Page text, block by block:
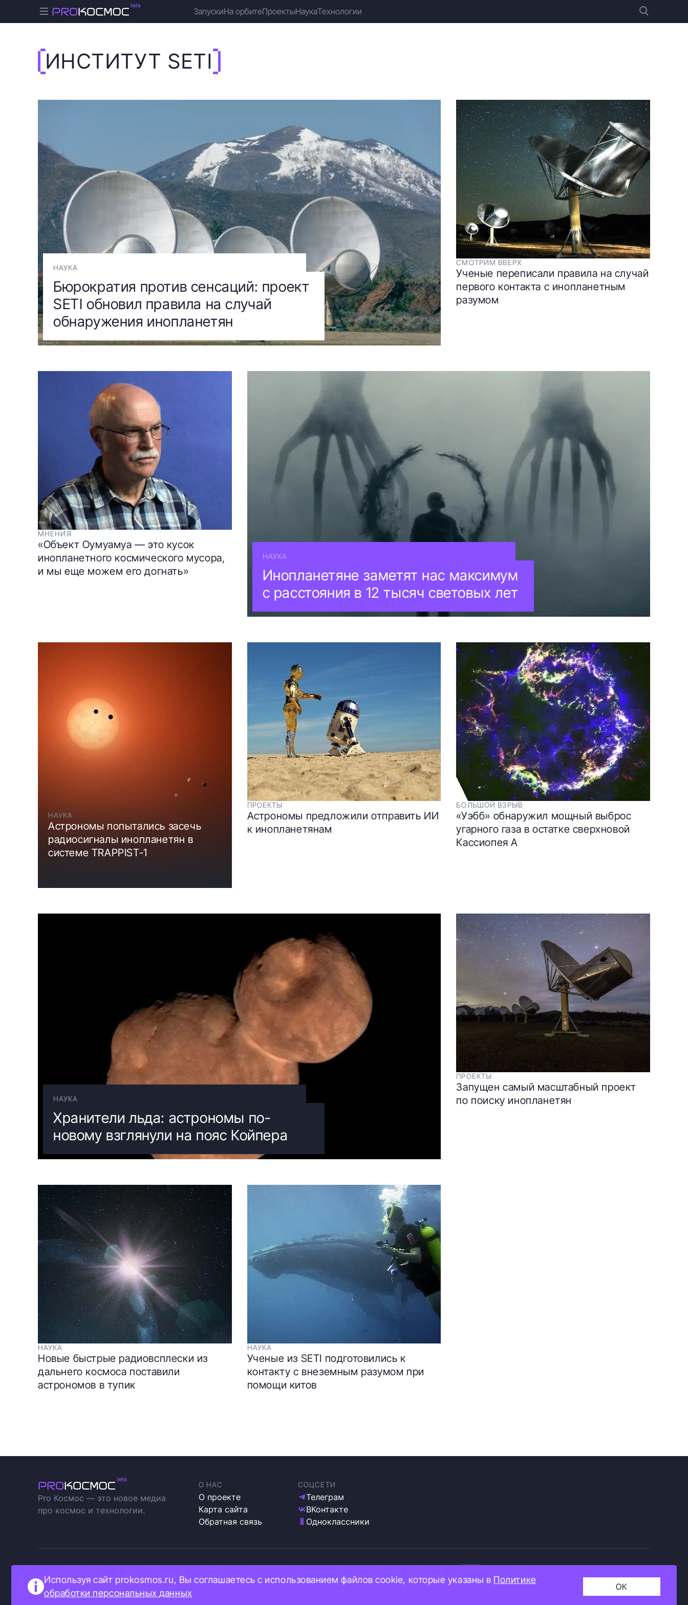
ЗапускиНа орбитеПроектыНаукаТехнологии
ИНСТИТУТ SETI
НАУКА
Бюрократия против сенсаций: проект
SETI обновил правила на случай
обнаружения инопланетян
СМОТРИМ ВВЕРХ
Ученые переписали правила на случай
первого контакта с инопланетным
разумом
МНЕНИЯ
«Объект Оумуамуа — это кусок
инопланетного космического мусора,
и мы еще можем его догнать»
НАУКА
Инопланетяне заметят нас максимум
с расстояния в 12 тысяч световых лет
НАУКА
Астрономы попытались засечь
радиосигналы инопланетян в
системе TRAPPIST-1
ПРОЕКТЫ
Астрономы предложили отправить ИИ
к инопланетянам
БОЛЬШОЙ ВЗРЫВ
«Уэбб» обнаружил мощный выброс
угарного газа в остатке сверхновой
Кассиопея A
НАУКА
Хранители льда: астрономы по-
новому взглянули на пояс Койпера
ПРОЕКТЫ
Запущен самый масштабный проект
по поиску инопланетян
НАУКА
Новые быстрые радиовсплески из
дальнего космоса поставили
астрономов в тупик
НАУКА
Ученые из SETI подготовились к
контакту с внеземным разумом при
помощи китов
Pro Космос — это новое медиа
про космос и технологии.
О НАС
О проекте
Карта сайта
Обратная связь
СОЦСЕТИ
Телеграм
ВКонтакте
Одноклассники
Как мы используем cookie
Используя сайт prokosmos.ru, Вы соглашаетесь с использованием файлов cookie, которые указаны в Политике
обработки персональных данных
ОК